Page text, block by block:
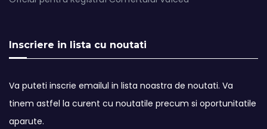
Inscriere in lista cu noutati
Va puteti inscrie emailul in lista noastra de noutati. Va
tinem astfel la curent cu noutatile precum si oportunitatile
aparute.